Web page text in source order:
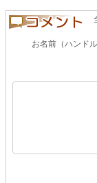
お名前（ハンドル